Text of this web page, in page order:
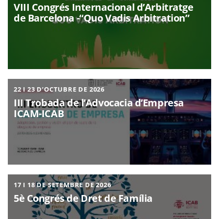
VIII Congrés Internacional d’Arbitratge
de Barcelona -“Quo Vadis Arbitration”
22 I 23 D’OCTUBRE DE 2026
III Trobada de l’Advocacia d’Empresa
ICAM-ICAB
17 I 18 DE SETEMBRE DE 2026
5è Congrés de Dret de Família